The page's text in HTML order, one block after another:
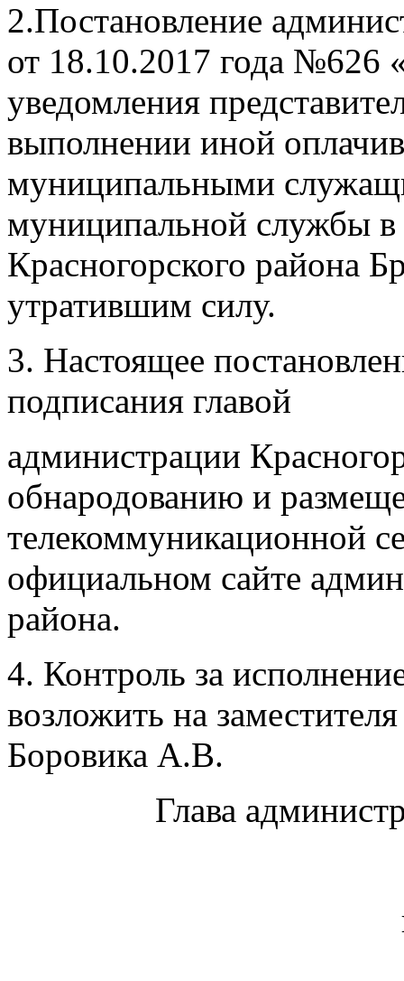
2.Постановление
от 18.10.2017 года №626
уведомления
выполнении иной
муниципальными
муниципальной службы
Красногорского района
утратившим силу.
3. Настоящее
подписания главой
администрации
обнародованию и
телекоммуникационной
официальном сайте
района.
4. Контроль за
возложить на
Боровика А.В.
Глава